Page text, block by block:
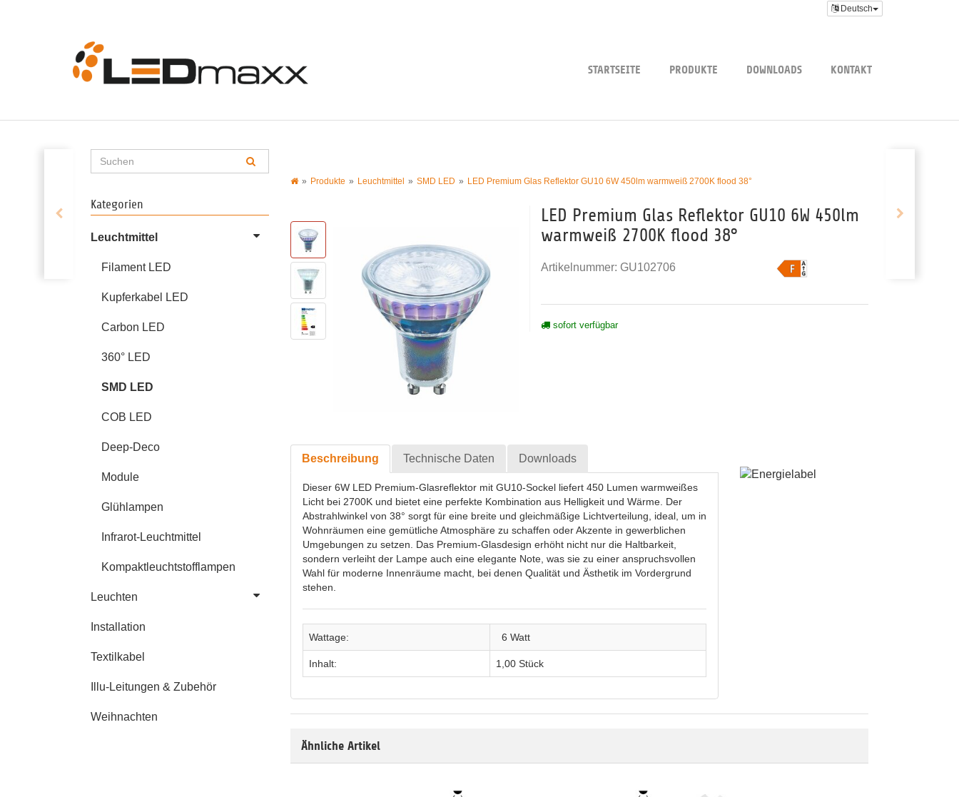
Deutsch
STARTSEITE PRODUKTE DOWNLOADS KONTAKT
Produkte Leuchtmittel SMD LED LED Premium Glas Reflektor GU10 6W 450lm warmweiß 2700K flood 38°
LED Premium Glas Reflektor GU10 6W 450lm
warmweiß 2700K flood 38°
Artikelnummer: GU102706
sofort verfügbar
Beschreibung Technische Daten Downloads
Dieser 6W LED Premium-Glasreflektor mit GU10-Sockel liefert 450 Lumen warmweißes
Licht bei 2700K und bietet eine perfekte Kombination aus Helligkeit und Wärme. Der
Abstrahlwinkel von 38° sorgt für eine breite und gleichmäßige Lichtverteilung, ideal, um in
Wohnräumen eine gemütliche Atmosphäre zu schaffen oder Akzente in gewerblichen
Umgebungen zu setzen. Das Premium-Glasdesign erhöht nicht nur die Haltbarkeit,
sondern verleiht der Lampe auch eine elegante Note, was sie zu einer anspruchsvollen
Wahl für moderne Innenräume macht, bei denen Qualität und Ästhetik im Vordergrund
stehen.
Wattage: 6 Watt
Inhalt: 1,00 Stück
Ähnliche Artikel
Kategorien
Leuchtmittel
Filament LED
Kupferkabel LED
Carbon LED
360° LED
SMD LED
COB LED
Deep-Deco
Module
Glühlampen
Infrarot-Leuchtmittel
Kompaktleuchtstofflampen
Leuchten
Installation
Textilkabel
Illu-Leitungen & Zubehör
Weihnachten